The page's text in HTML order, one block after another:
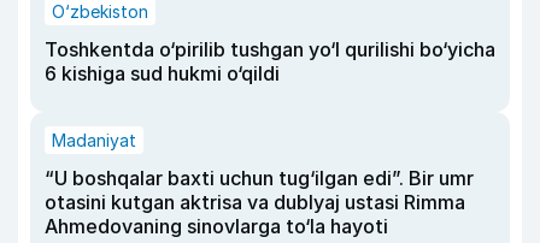
O‘zbekiston
Toshkentda o‘pirilib tushgan yo‘l qurilishi bo‘yicha
6 kishiga sud hukmi o‘qildi
Madaniyat
“U boshqalar baxti uchun tug‘ilgan edi”. Bir umr
otasini kutgan aktrisa va dublyaj ustasi Rimma
Ahmedovaning sinovlarga to‘la hayoti